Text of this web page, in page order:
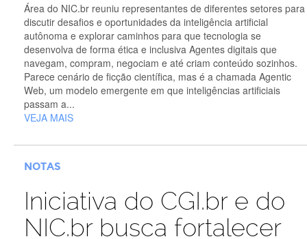
Área do NIC.br reuniu representantes de diferentes setores para
discutir desafios e oportunidades da inteligência artificial
autônoma e explorar caminhos para que tecnologia se
desenvolva de forma ética e inclusiva Agentes digitais que
navegam, compram, negociam e até criam conteúdo sozinhos.
Parece cenário de ficção científica, mas é a chamada Agentic
Web, um modelo emergente em que inteligências artificiais
passam a...
VEJA MAIS
NOTAS
Iniciativa do CGI.br e do
NIC.br busca fortalecer